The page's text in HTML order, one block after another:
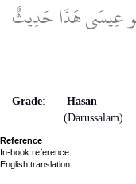
عِيسَى هَذَا حَدِيثٌ
Grade:
Hasan
(Darussalam)
Reference
In-book reference
English translation